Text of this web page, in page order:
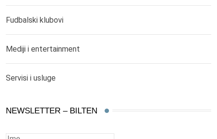
Fudbalski klubovi
Mediji i entertainment
Servisi i usluge
NEWSLETTER – BILTEN